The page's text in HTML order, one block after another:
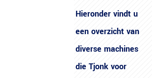
Hieronder vindt u
een overzicht van
diverse machines
die Tjonk voor